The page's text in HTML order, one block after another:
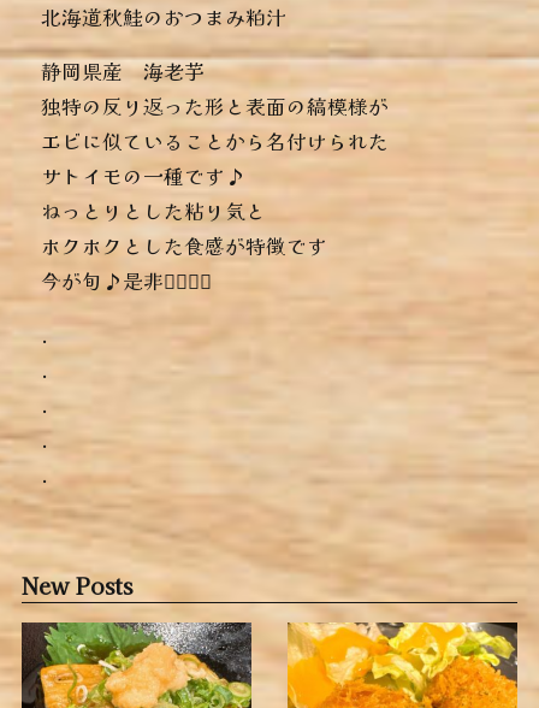
︎北海道秋鮭のおつまみ粕汁
静岡県産 海老芋
独特の反り返った形と表面の縞模様が
エビに似ていることから名付けられた
サトイモの一種です♪
ねっとりとした粘り気と
ホクホクとした食感が特徴です
今が旬♪是非っ🏻‍🏻‍🏻‍
.
.
.
.
.
New Posts